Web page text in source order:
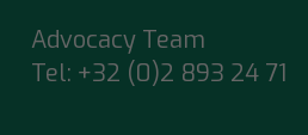
Advocacy Team
Tel: +32 (0)2 893 24 71